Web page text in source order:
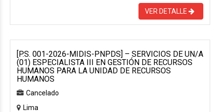
VER DETALLE
[P.S. 001-2026-MIDIS-PNPDS] – SERVICIOS DE UN/A
(01) ESPECIALISTA III EN GESTIÓN DE RECURSOS
HUMANOS PARA LA UNIDAD DE RECURSOS
HUMANOS
Cancelado
Lima